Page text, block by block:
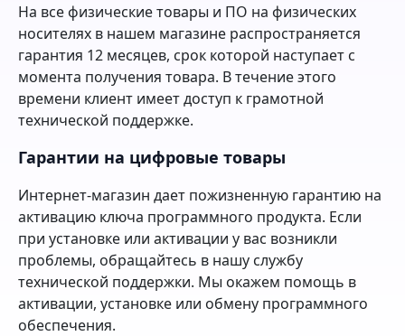
На все физические товары и ПО на физических
носителях в нашем магазине распространяется
гарантия 12 месяцев, срок которой наступает с
момента получения товара. В течение этого
времени клиент имеет доступ к грамотной
технической поддержке.
Гарантии на цифровые товары
Интернет-магазин дает пожизненную гарантию на
активацию ключа программного продукта. Если
при установке или активации у вас возникли
проблемы, обращайтесь в нашу службу
технической поддержки. Мы окажем помощь в
активации, установке или обмену программного
обеспечения.